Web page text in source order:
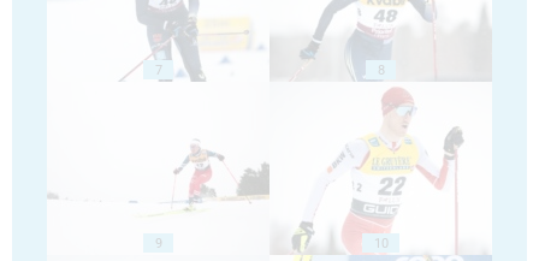
7 8
9 10